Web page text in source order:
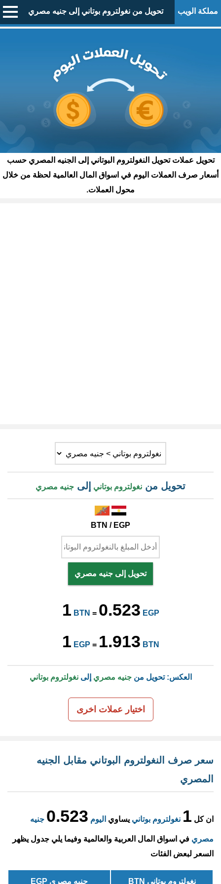
مملكة الويب تحويل من نغولتروم بوتاني إلى جنيه مصري
تحويل عملات تحويل النغولتروم البوتاني إلى الجنيه المصري حسب
أسعار صرف العملات اليوم في اسواق المال العالمية لحظة من خلال
محول العملات.
تحويل من نغولتروم بوتاني إلى جنيه مصري
BTN / EGP
تحويل إلى جنيه مصري
1 BTN = 0.523 EGP
1 EGP = 1.913 BTN
العكس: تحويل منجنيه مصري إلىنغولتروم بوتاني
اختيار عملات اخرى
سعر صرف النغولتروم البوتاني مقابل الجنيه
المصري
ان كل 1 نغولتروم بوتاني يساوي اليوم 0.523 جنيه
مصري في اسواق المال العربية والعالمية وفيما يلي جدول يظهر
السعر لبعض الفئات
نغولتروم بوتاني BTN جنيه مصري EGP